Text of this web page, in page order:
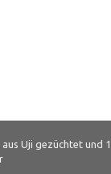
Uji gezüchtet und